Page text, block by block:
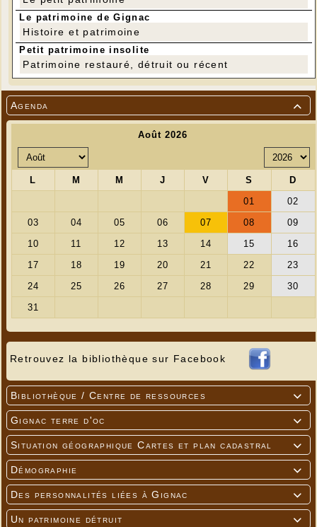

Agenda
Retrouvez la bibliothèque sur Facebook

Bibliothèque / Centre de ressources

Gignac terre d'oc

Situation géographique Cartes et plan cadastral

Démographie

Des personnalités liées à Gignac

Un patrimoine détruit
Le patrimoine de Gignac
Histoire et patrimoine
Petit patrimoine insolite
Patrimoine restauré, détruit ou récent